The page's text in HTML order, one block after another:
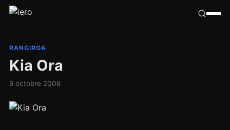
Congo
RANGIROA
Kia Ora
9 octobre 2006